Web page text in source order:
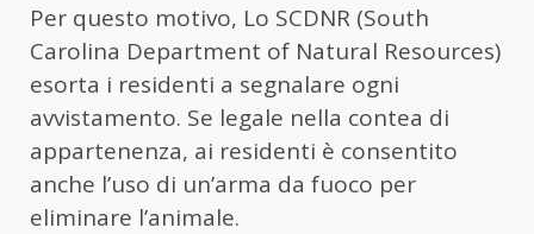
Per questo motivo, Lo SCDNR (South
Carolina Department of Natural Resources)
esorta i residenti a segnalare ogni
avvistamento. Se legale nella contea di
appartenenza, ai residenti è consentito
anche l’uso di un’arma da fuoco per
eliminare l’animale.